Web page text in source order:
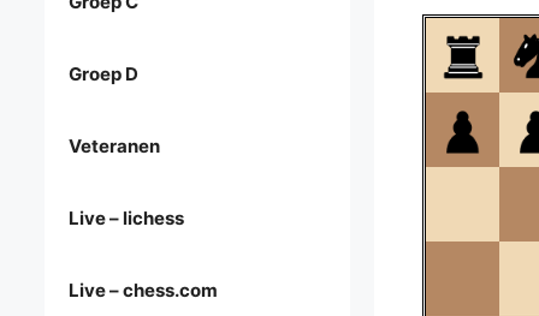
Groep D
Veteranen
Live – lichess
Live – chess.com